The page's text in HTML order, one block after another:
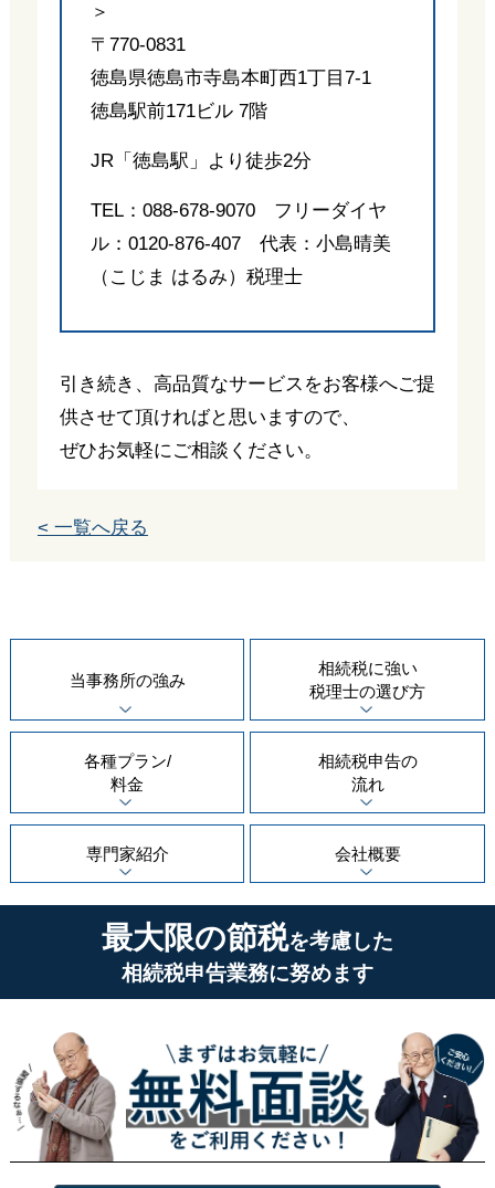
＞
〒770-0831
徳島県徳島市寺島本町西1丁目7-1
徳島駅前171ビル 7階
JR「徳島駅」より徒歩2分
TEL：088-678-9070 フリーダイヤ
ル：0120-876-407 代表：小島晴美
（こじま はるみ）税理士
引き続き、高品質なサービスをお客様へご提
供させて頂ければと思いますので、
ぜひお気軽にご相談ください。
< 一覧へ戻る
当事務所の強み
相続税に強い
税理士の選び方
各種プラン/
料金
相続税申告の
流れ
専門家紹介 会社概要
最大限の節税を考慮した
相続税申告業務に努めます